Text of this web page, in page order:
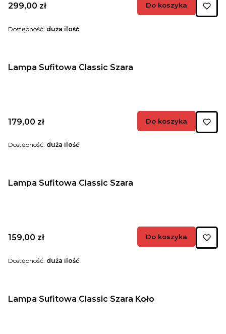
Cena
299,00 zł Do koszyka
Dostępność: duża ilość
Lampa Sufitowa Classic Szara
Cena
179,00 zł Do koszyka
Dostępność: duża ilość
Lampa Sufitowa Classic Szara
Cena
159,00 zł Do koszyka
Dostępność: duża ilość
Lampa Sufitowa Classic Szara Koło